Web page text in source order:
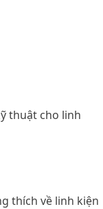
thuật cho linh
thích về linh kiện